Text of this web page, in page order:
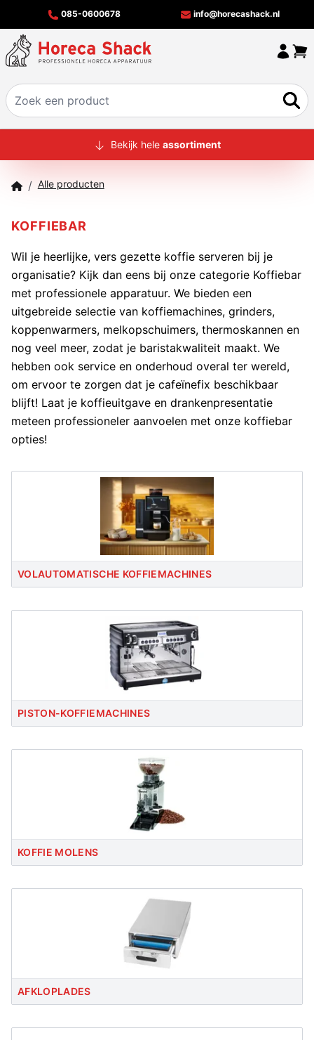
085-0600678 info@horecashack.nl
HOME
CONTACT
Bekijk hele assortiment
/ Alle producten
KOFFIEBAR
Wil je heerlijke, vers gezette koffie serveren bij je
organisatie? Kijk dan eens bij onze categorie Koffiebar
met professionele apparatuur. We bieden een
uitgebreide selectie van koffiemachines, grinders,
koppenwarmers, melkopschuimers, thermoskannen en
nog veel meer, zodat je baristakwaliteit maakt. We
hebben ook service en onderhoud overal ter wereld,
om ervoor te zorgen dat je cafeïnefix beschikbaar
blijft! Laat je koffieuitgave en drankenpresentatie
meteen professioneler aanvoelen met onze koffiebar
opties!
VOLAUTOMATISCHE KOFFIEMACHINES
PISTON-KOFFIEMACHINES
KOFFIE MOLENS
AFKLOPLADES